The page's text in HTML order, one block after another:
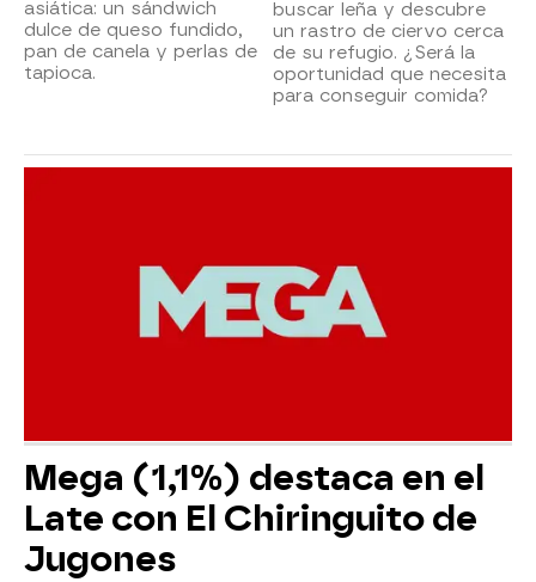
asiática: un sándwich
dulce de queso fundido,
pan de canela y perlas de
tapioca.
buscar leña y descubre
un rastro de ciervo cerca
de su refugio. ¿Será la
oportunidad que necesita
para conseguir comida?
Mega (1,1%) destaca en el
Late con El Chiringuito de
Jugones